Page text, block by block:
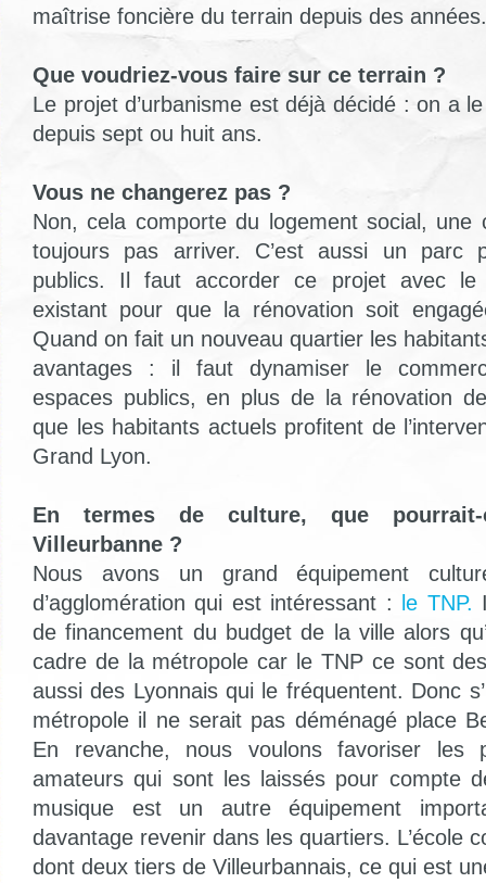
maîtrise foncière du terrain depuis des années.
Que voudriez-vous faire sur ce terrain ?
Le projet d’urbanisme est déjà décidé : on a
depuis sept ou huit ans.
Vous ne changerez pas ?
Non, cela comporte du logement social, une
toujours pas arriver. C’est aussi un parc
publics. Il faut accorder ce projet avec le
existant pour que la rénovation soit
Quand on fait un nouveau quartier les
avantages : il faut dynamiser le
espaces publics, en plus de la rénovation
que les habitants actuels profitent de
Grand Lyon.
En termes de culture, que
Villeurbanne ?
Nous avons un grand équipement
d’agglomération qui est intéressant :
le TNP.
de financement du budget de la ville alors
cadre de la métropole car le TNP ce sont
aussi des Lyonnais qui le fréquentent. Donc
métropole il ne serait pas déménagé place
En revanche, nous voulons favoriser les
amateurs qui sont les laissés pour compte
musique est un autre équipement
davantage revenir dans les quartiers. L’école
dont deux tiers de Villeurbannais, ce qui est